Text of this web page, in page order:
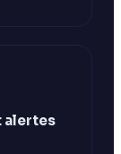
alertes